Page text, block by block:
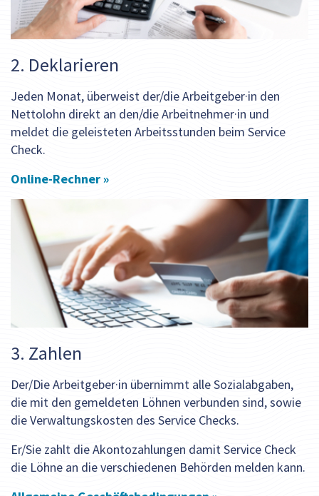
2. Deklarieren
Jeden Monat, überweist der/die Arbeitgeber·in den
Nettolohn direkt an den/die Arbeitnehmer·in und
meldet die geleisteten Arbeitsstunden beim Service
Check.
Online-Rechner »
3. Zahlen
Der/Die Arbeitgeber·in übernimmt alle Sozialabgaben,
die mit den gemeldeten Löhnen verbunden sind, sowie
die Verwaltungskosten des Service Checks.
Er/Sie zahlt die Akontozahlungen damit Service Check
die Löhne an die verschiedenen Behörden melden kann.